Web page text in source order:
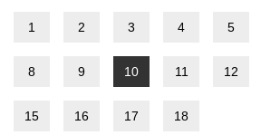
1 2 3 4 5
8 9 10 11 12
15 16 17 18